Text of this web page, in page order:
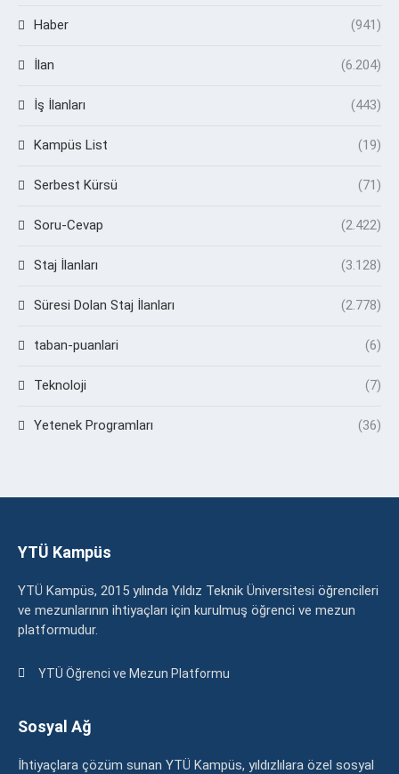
Haber (941)
İlan (6.204)
İş İlanları (443)
Kampüs List (19)
Serbest Kürsü (71)
Soru-Cevap (2.422)
Staj İlanları (3.128)
Süresi Dolan Staj İlanları (2.778)
taban-puanlari (6)
Teknoloji (7)
Yetenek Programları (36)
YTÜ Kampüs
YTÜ Kampüs, 2015 yılında Yıldız Teknik Üniversitesi öğrencileri
ve mezunlarının ihtiyaçları için kurulmuş öğrenci ve mezun
platformudur.
YTÜ Öğrenci ve Mezun Platformu
Sosyal Ağ
İhtiyaçlara çözüm sunan YTÜ Kampüs, yıldızlılara özel sosyal